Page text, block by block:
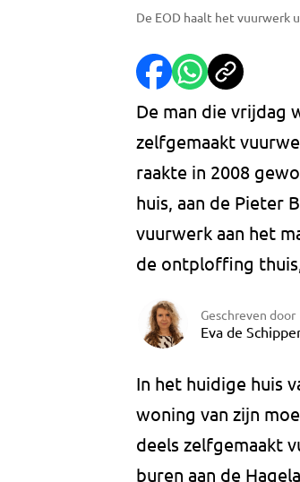
De EOD haalt het vuurwerk
De man die vrijdag
zelfgemaakt
raakte in 2008
huis, aan de Pieter
vuurwerk aan het
de ontploffing
Geschreven door
Eva de
In het huidige huis
woning van zijn
deels zelfgemaakt
buren aan de